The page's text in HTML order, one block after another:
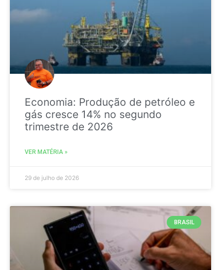
Economia: Produção de petróleo e
gás cresce 14% no segundo
trimestre de 2026
VER MATÉRIA »
29 de julho de 2026
BRASIL